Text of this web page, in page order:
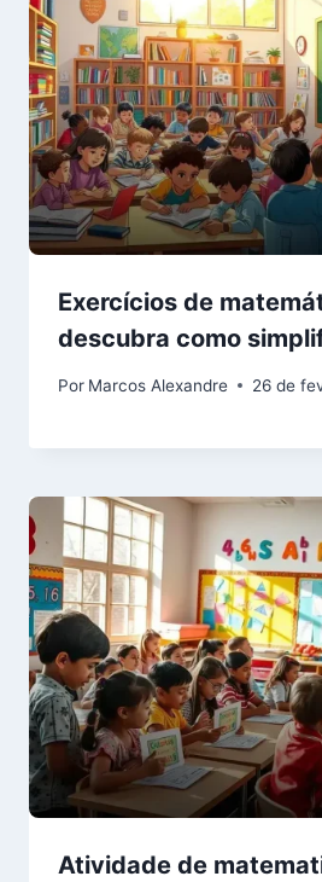
Exercícios de
descubra como
Por Marcos Alexandre 26 de
Atividade de